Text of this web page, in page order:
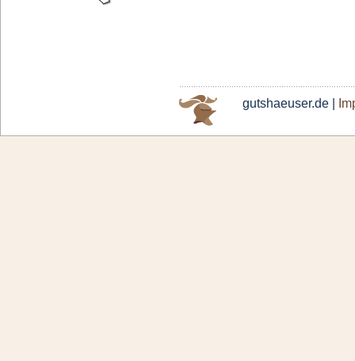
gutshaeuser.de |